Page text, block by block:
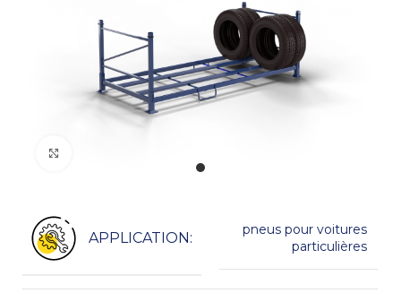
APPLICATION:
pneus pour voitures
particulières